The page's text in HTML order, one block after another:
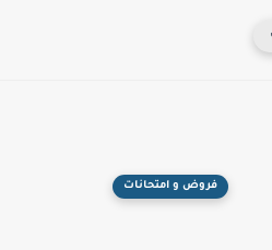
فروض و امتحانات